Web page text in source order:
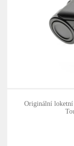
Originální loketní